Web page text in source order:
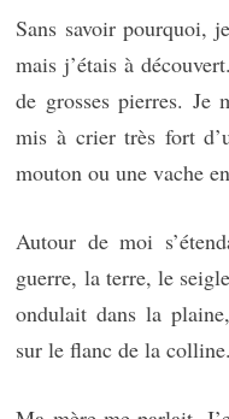
Sans savoir pourquoi,
mais j’étais à
de grosses pierres. Je
mis à crier très fort
mouton ou une vache
Autour de moi
guerre, la terre, le
ondulait dans la
sur le flanc de la colline.